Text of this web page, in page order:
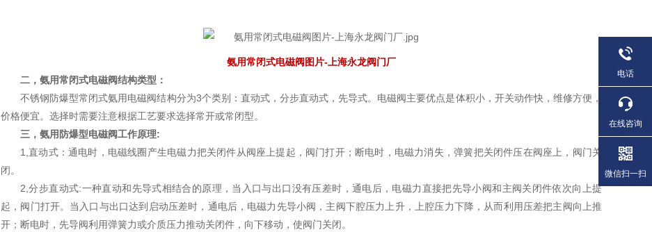
氨用常闭式电磁阀图片-上海永龙阀门厂
二，氨用常闭式电磁阀结构类型：
不锈钢防爆型常闭式氨用电磁阀结构分为3个类别：直动式，分步直动式，先导式。电磁阀主要优点是体积小，开关动作快，维修方便，
价格便宜。选择时需要注意根据工艺要求选择常开或常闭型。
三，氨用防爆型电磁阀工作原理:
1,直动式：通电时，电磁线圈产生电磁力把关闭件从阀座上提起，阀门打开；断电时，电磁力消失，弹簧把关闭件压在阀座上，阀门关
闭。
2,分步直动式:一种直动和先导式相结合的原理，当入口与出口没有压差时，通电后，电磁力直接把先导小阀和主阀关闭件依次向上提
起，阀门打开。当入口与出口达到启动压差时，通电后，电磁力先导小阀，主阀下腔压力上升，上腔压力下降，从而利用压差把主阀向上推
开；断电时，先导阀利用弹簧力或介质压力推动关闭件，向下移动，使阀门关闭。
电话
在线咨询
微信扫一扫